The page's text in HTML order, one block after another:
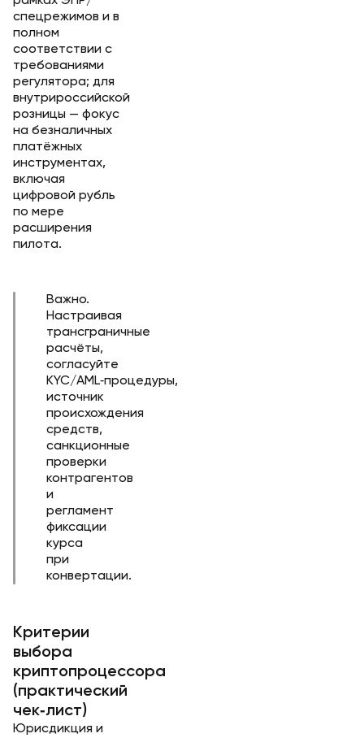
спецрежимов и в
полном
соответствии с
требованиями
регулятора; для
внутрироссийской
розницы — фокус
на безналичных
платёжных
инструментах,
включая
цифровой рубль
по мере
расширения
пилота.
Важно.
Настраивая
трансграничные
расчёты,
согласуйте
KYC/AML‑процедуры,
источник
происхождения
средств,
санкционные
проверки
контрагентов
и
регламент
фиксации
курса
при
конвертации.
Критерии
выбора
криптопроцессора
(практический
чек‑лист)
Юрисдикция и